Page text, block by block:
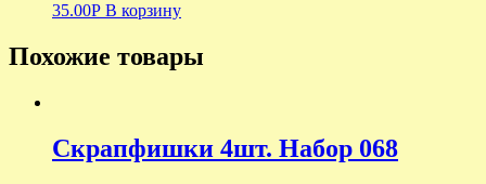
35.00Р В корзину
Похожие товары
Скрапфишки 4шт. Набор 068